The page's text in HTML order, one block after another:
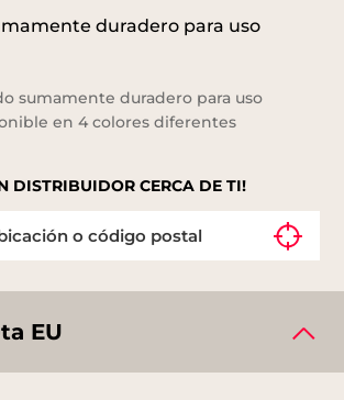
duradero para uso
sumamente duradero para uso
en 4 colores diferentes
DISTRIBUIDOR CERCA DE TI!
EU